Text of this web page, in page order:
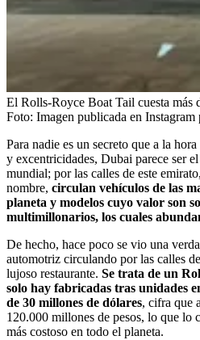
El Rolls-Royce Boat Tail cuesta más
Foto: Imagen publicada en
Para nadie es un secreto que a la
y excentricidades, Dubai parece ser
mundial; por las calles de este
nombre, circulan vehículos de las
planeta y modelos cuyo valor son
multimillonarios, los cuales
De hecho, hace poco se vio una
automotriz circulando por las calles
lujoso restaurante. Se trata de un
solo hay fabricadas tras unidades
de 30 millones de dólares, cifra que
120.000 millones de pesos, lo que lo
más costoso en todo el planeta.